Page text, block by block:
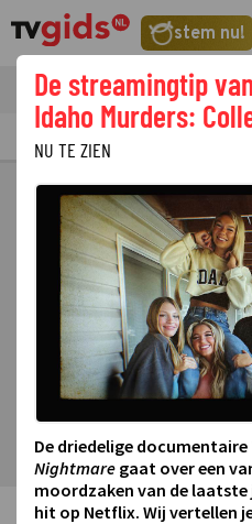
stem nu!
tvgids
De streamingtip
Idaho Murders:
NU TE ZIEN
De driedelige documentaire
Nightmare gaat over een
moordzaken van de laatste
hit op Netflix. Wij vertellen